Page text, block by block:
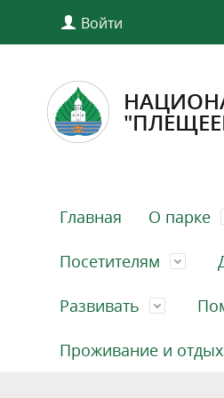
Войти
Главная О парке
Посетителям
Развивать
Проживание и